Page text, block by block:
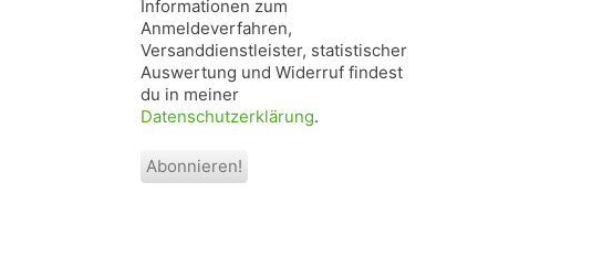
Informationen zum
Anmeldeverfahren,
Versanddienstleister, statistischer
Auswertung und Widerruf findest
du in meiner
Datenschutzerklärung.